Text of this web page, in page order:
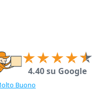
4.40 su Google
Buono